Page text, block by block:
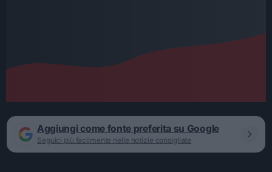
Aggiungi come fonte preferita su Google
Seguici più facilmente nelle notizie consigliate